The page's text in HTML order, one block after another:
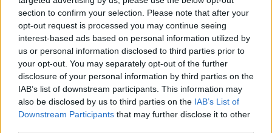
section to confirm your selection. Please note that after your
opt-out request is processed you may continue seeing
interest-based ads based on personal information utilized by
us or personal information disclosed to third parties prior to
your opt-out. You may separately opt-out of the further
disclosure of your personal information by third parties on the
IAB’s list of downstream participants. This information may
also be disclosed by us to third parties on the IAB’s List of
Downstream Participants that may further disclose it to other
06/05/2012
La Spagna vacilla e manda giù le
Borse
31/03/2012